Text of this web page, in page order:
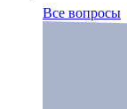
Все вопросы